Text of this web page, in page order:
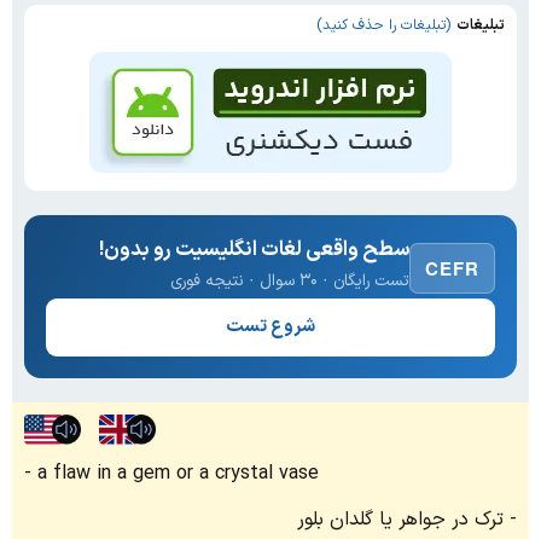
تبلیغات (تبلیغات را حذف کنید)
CEFR
سطح واقعی لغات انگلیسیت رو بدون!
تست رایگان · ۳۰ سوال · نتیجه فوری
شروع تست
a flaw in a gem or a crystal vase
ترک در جواهر یا گلدان بلور